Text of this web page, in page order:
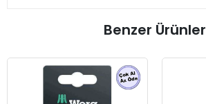
Benzer Ürünler